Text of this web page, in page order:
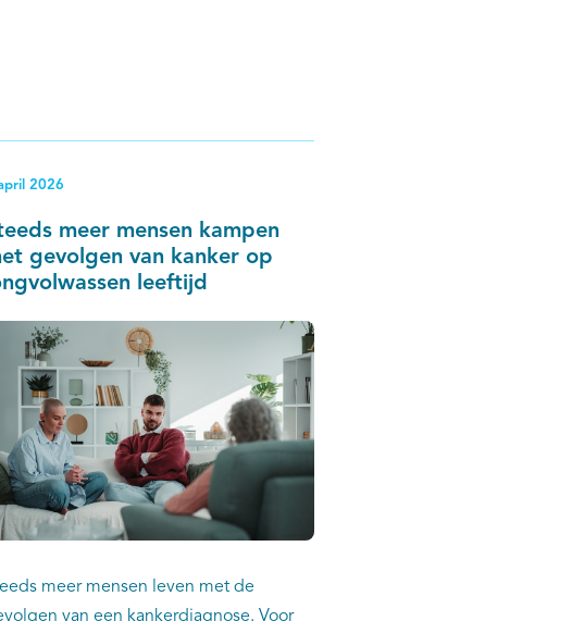
2026
meer mensen kampen
gevolgen van kanker op
leeftijd
meer mensen leven met de
van een kankerdiagnose. Voor